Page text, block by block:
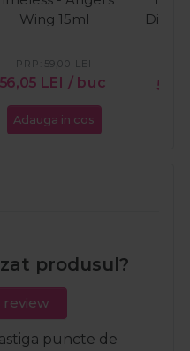
Wing 15ml
56,05 LEI / buc
PRP: 59,00 LEI
Adauga in cos
produsul?
review
puncte de